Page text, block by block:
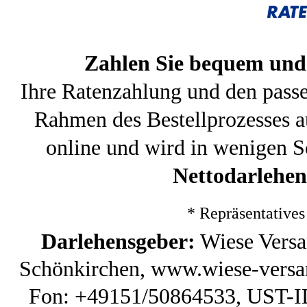
Zahlen Sie bequem
Ihre Ratenzahlung und den
Rahmen des
online und wird in wenigen
*
Darlehensgeber: Wiese
Schönkirchen, www.wiese-
Fon: +49151/50864533,